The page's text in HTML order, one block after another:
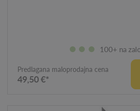
100+ na
Predlagana maloprodajna cena
49,50 €*